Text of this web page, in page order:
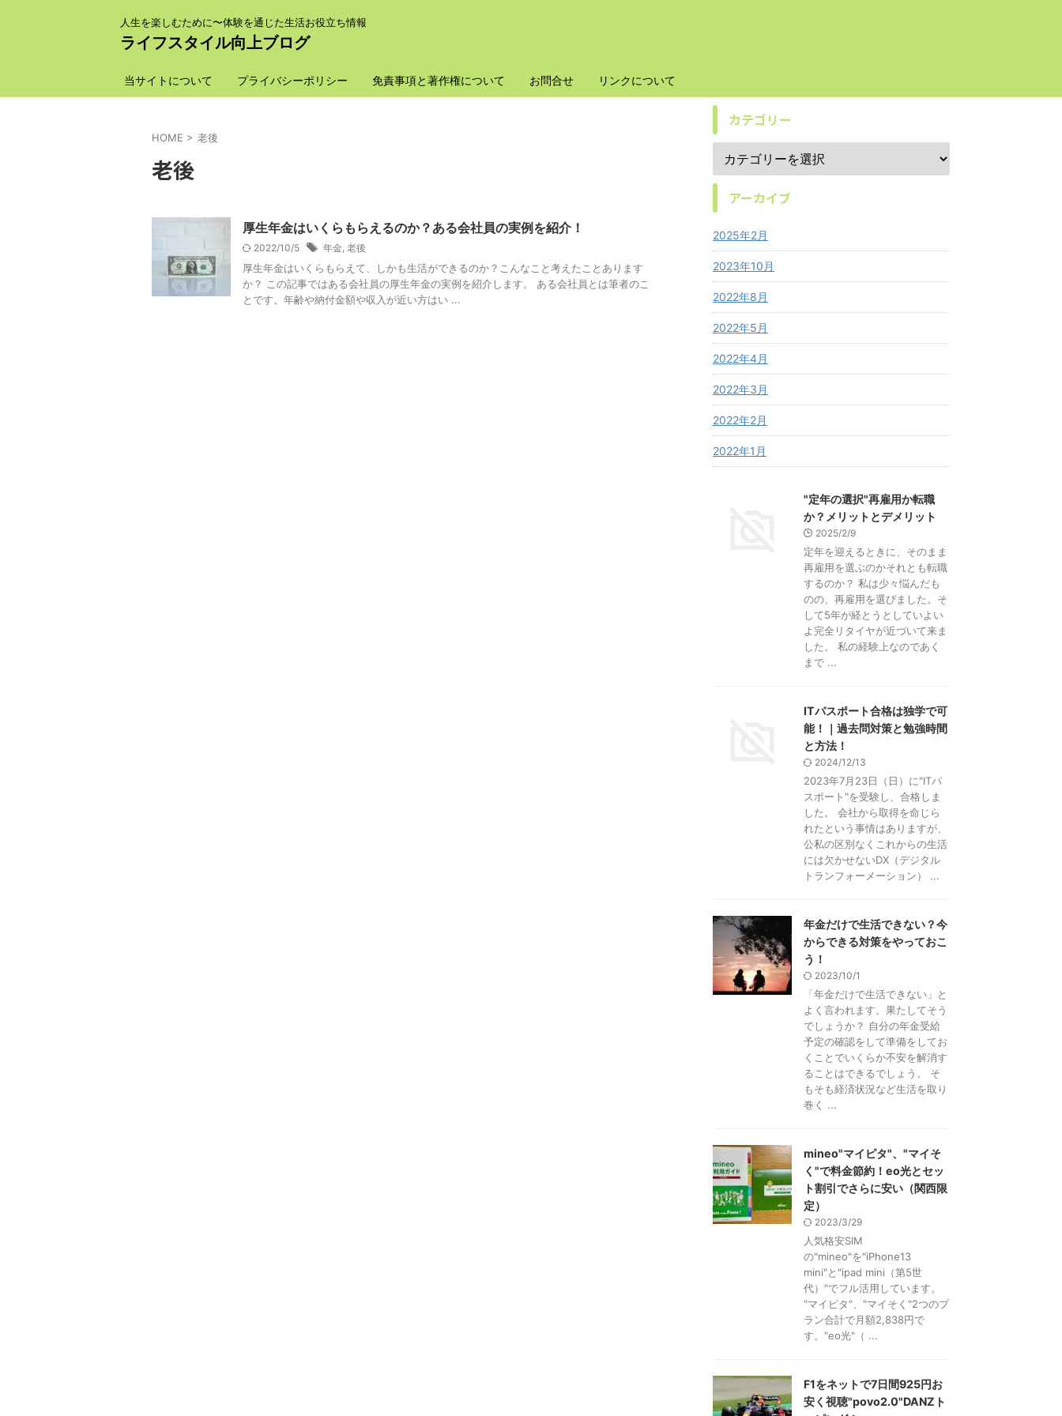
人生を楽しむために〜体験を通じた生活お役立ち情報
ライフスタイル向上ブログ
当サイトについて プライバシーポリシー 免責事項と著作権について お問合せ リンクについて
HOME > 老後
老後
厚生年金はいくらもらえるのか？ある会社員の実例を紹介！
2022/10/5 年金, 老後
厚生年金はいくらもらえて、しかも生活ができるのか？こんなこと考えたことあります
か？ この記事ではある会社員の厚生年金の実例を紹介します。 ある会社員とは筆者のこ
とです。年齢や納付金額や収入が近い方はい ...
カテゴリー
アーカイブ
2025年2月
2023年10月
2022年8月
2022年5月
2022年4月
2022年3月
2022年2月
2022年1月
"定年の選択"再雇用か転職
か？メリットとデメリット
2025/2/9
定年を迎えるときに、そのまま
再雇用を選ぶのかそれとも転職
するのか？ 私は少々悩んだも
のの、再雇用を選びました。そ
して5年が経とうとしていよい
よ完全リタイヤが近づいて来ま
した。 私の経験上なのであく
まで ...
ITパスポート合格は独学で可
能！｜過去問対策と勉強時間
と方法！
2024/12/13
2023年7月23日（日）に"ITパ
スポート"を受験し、合格しま
した。 会社から取得を命じら
れたという事情はありますが、
公私の区別なくこれからの生活
には欠かせないDX（デジタル
トランフォーメーション） ...
年金だけで生活できない？今
からできる対策をやっておこ
う！
2023/10/1
「年金だけで生活できない」と
よく言われます。果たしてそう
でしょうか？ 自分の年金受給
予定の確認をして準備をしてお
くことでいくらか不安を解消す
ることはできるでしょう。 そ
もそも経済状況など生活を取り
巻く ...
mineo"マイピタ"、"マイそ
く"で料金節約！eo光とセッ
ト割引でさらに安い（関西限
定）
2023/3/29
人気格安SIM
の"mineo"を"iPhone13
mini"と"ipad mini（第5世
代）"でフル活用しています。
"マイピタ"、"マイそく"2つのプ
ラン合計で月額2,838円で
す。"eo光"（ ...
F1をネットで7日間925円お
安く視聴"povo2.0"DANZト